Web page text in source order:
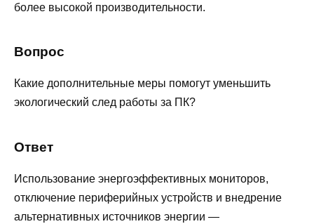
более высокой производительности.
Вопрос
Какие дополнительные меры помогут уменьшить
экологический след работы за ПК?
Ответ
Использование энергоэффективных мониторов,
отключение периферийных устройств и внедрение
альтернативных источников энергии —